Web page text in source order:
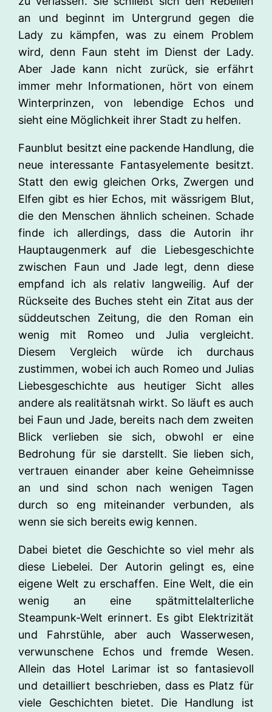
an und beginnt im Untergrund gegen die
Lady zu kämpfen, was zu einem Problem
wird, denn Faun steht im Dienst der Lady.
Aber Jade kann nicht zurück, sie erfährt
immer mehr Informationen, hört von einem
Winterprinzen, von lebendige Echos und
sieht eine Möglichkeit ihrer Stadt zu helfen.
Faunblut besitzt eine packende Handlung, die
neue interessante Fantasyelemente besitzt.
Statt den ewig gleichen Orks, Zwergen und
Elfen gibt es hier Echos, mit wässrigem Blut,
die den Menschen ähnlich scheinen. Schade
finde ich allerdings, dass die Autorin ihr
Hauptaugenmerk auf die Liebesgeschichte
zwischen Faun und Jade legt, denn diese
empfand ich als relativ langweilig. Auf der
Rückseite des Buches steht ein Zitat aus der
süddeutschen Zeitung, die den Roman ein
wenig mit Romeo und Julia vergleicht.
Diesem Vergleich würde ich durchaus
zustimmen, wobei ich auch Romeo und Julias
Liebesgeschichte aus heutiger Sicht alles
andere als realitätsnah wirkt. So läuft es auch
bei Faun und Jade, bereits nach dem zweiten
Blick verlieben sie sich, obwohl er eine
Bedrohung für sie darstellt. Sie lieben sich,
vertrauen einander aber keine Geheimnisse
an und sind schon nach wenigen Tagen
durch so eng miteinander verbunden, als
wenn sie sich bereits ewig kennen.
Dabei bietet die Geschichte so viel mehr als
diese Liebelei. Der Autorin gelingt es, eine
eigene Welt zu erschaffen. Eine Welt, die ein
wenig an eine spätmittelalterliche
Steampunk-Welt erinnert. Es gibt Elektrizität
und Fahrstühle, aber auch Wasserwesen,
verwunschene Echos und fremde Wesen.
Allein das Hotel Larimar ist so fantasievoll
und detailliert beschrieben, dass es Platz für
viele Geschichten bietet. Die Handlung ist